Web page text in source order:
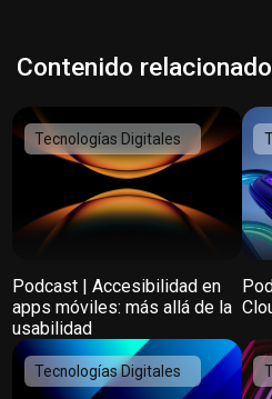
Contenido relacionado
Tecnologías Digitales
Podcast | Accesibilidad en
apps móviles: más allá de la
usabilidad
Tecnologías Digitales